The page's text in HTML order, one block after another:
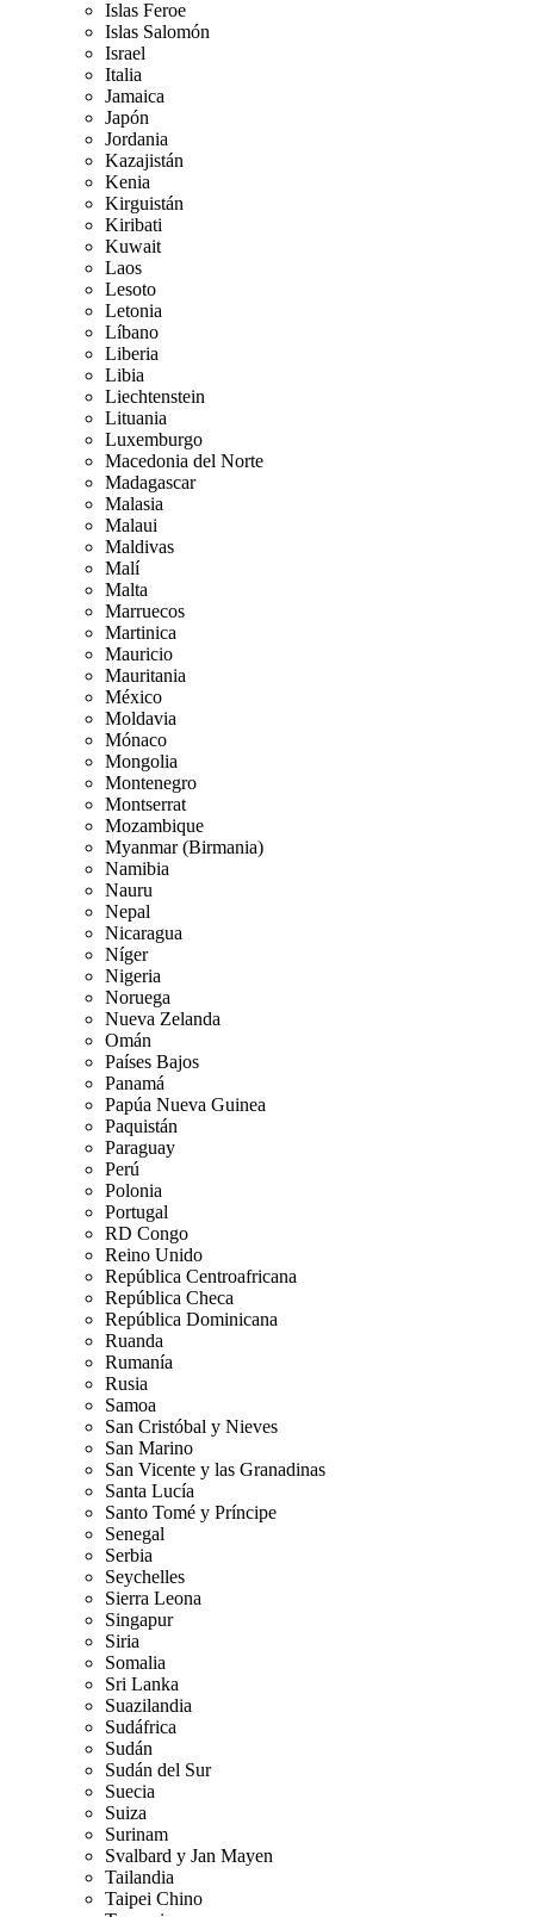
Islas Feroe
Islas Salomón
Israel
Italia
Jamaica
Japón
Jordania
Kazajistán
Kenia
Kirguistán
Kiribati
Kuwait
Laos
Lesoto
Letonia
Líbano
Liberia
Libia
Liechtenstein
Lituania
Luxemburgo
Macedonia del Norte
Madagascar
Malasia
Malaui
Maldivas
Malí
Malta
Marruecos
Martinica
Mauricio
Mauritania
México
Moldavia
Mónaco
Mongolia
Montenegro
Montserrat
Mozambique
Myanmar (Birmania)
Namibia
Nauru
Nepal
Nicaragua
Níger
Nigeria
Noruega
Nueva Zelanda
Omán
Países Bajos
Panamá
Papúa Nueva Guinea
Paquistán
Paraguay
Perú
Polonia
Portugal
RD Congo
Reino Unido
República Centroafricana
República Checa
República Dominicana
Ruanda
Rumanía
Rusia
Samoa
San Cristóbal y Nieves
San Marino
San Vicente y las Granadinas
Santa Lucía
Santo Tomé y Príncipe
Senegal
Serbia
Seychelles
Sierra Leona
Singapur
Siria
Somalia
Sri Lanka
Suazilandia
Sudáfrica
Sudán
Sudán del Sur
Suecia
Suiza
Surinam
Svalbard y Jan Mayen
Tailandia
Taipei Chino